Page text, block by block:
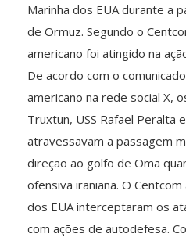
Marinha dos EUA durante a
de Ormuz. Segundo o
americano foi atingido na
De acordo com o
americano na rede social X,
Truxtun, USS Rafael Peralta
atravessavam a passagem
direção ao golfo de Omã
ofensiva iraniana. O
dos EUA interceptaram os
com ações de autodefesa.